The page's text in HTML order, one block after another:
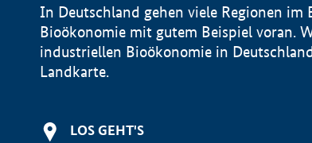
In Deutschland gehen viele Regionen im
Bioökonomie mit gutem Beispiel voran.
industriellen Bioökonomie in
Landkarte.
LOS GEHT'S